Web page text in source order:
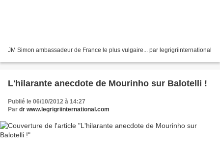
JM Simon ambassadeur de France le plus vulgaire... par legrigriinternational
L'hilarante anecdote de Mourinho sur Balotelli !
Publié le 06/10/2012 à 14:27
Par dr www.legrigriinternational.com